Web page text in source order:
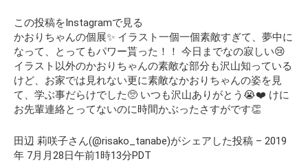
この投稿をInstagramで見る
かおりちゃんの個展✨ イラスト一個一個素敵すぎて、夢中に
なって、とってもパワー貰った！！ 今日までなの寂しい😢
イラスト以外のかおりちゃんの素敵な部分も沢山知っている
けど、お家では見れない更に素敵なかおりちゃんの姿を見
て、学ぶ事だらけでした🥺 いつも沢山ありがとう😭❤️ けに
お先輩連絡とってないのに時間かぶったさすがです👏
田辺 莉咲子さん(@risako_tanabe)がシェアした投稿 – 2019
年 7月月28日午前1時13分PDT